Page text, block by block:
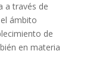
a través de
ámbito
de
en materia